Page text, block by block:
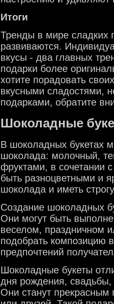
Итоги
Тренды в мире сладких
развиваются.
вкусы - два главных
подарки более
хотите порадовать
вкусными сладостями,
подарками, обратите
Шоколадные
В шоколадных букетах
шоколада: молочный,
фруктами, в сочетании
быть разноцветными и
шоколада и иметь
Создание шоколадных
Они могут быть
веселом, праздничном
подобрать композицию
предпочтений
Шоколадные букеты
дня рождения,
Они станут